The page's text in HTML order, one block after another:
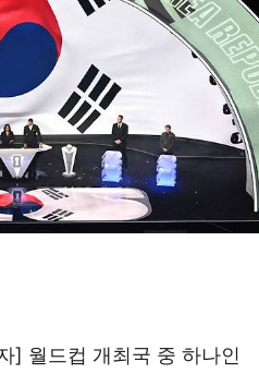
] 월드컵 개최국 중 하나인